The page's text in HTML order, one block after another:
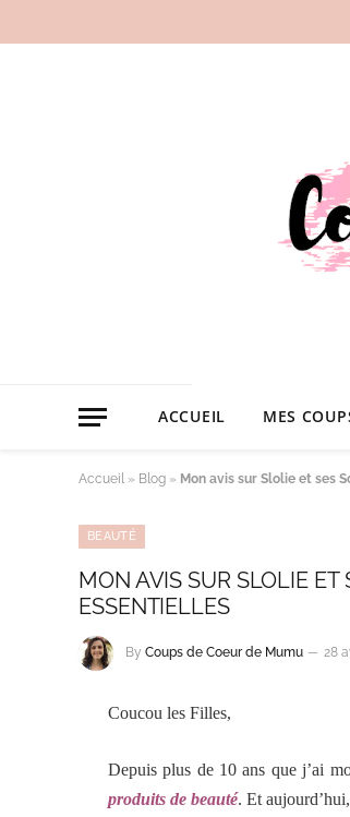
ACCUEIL MES
Accueil » Blog » Mon avis sur Slolie et ses
BEAUTÉ
MON AVIS SUR SLOLIE ET
ESSENTIELLES
By Coups de Coeur de Mumu 28
Coucou les Filles,
Depuis plus de 10 ans que j’ai
produits de beauté. Et